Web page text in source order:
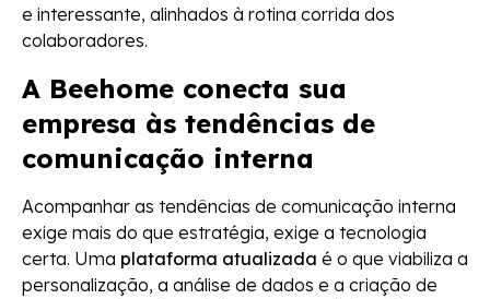
e interessante, alinhados à rotina corrida dos
colaboradores.
A Beehome conecta sua
empresa às tendências de
comunicação interna
Acompanhar as tendências de comunicação interna
exige mais do que estratégia, exige a tecnologia
certa. Uma plataforma atualizada é o que viabiliza a
personalização, a análise de dados e a criação de